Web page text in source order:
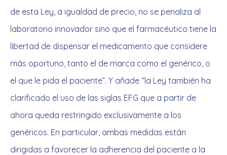
de esta Ley, a igualdad de precio, no se penaliza al
laboratorio innovador sino que el farmacéutico tiene la
libertad de dispensar el medicamento que considere
más oportuno, tanto el de marca como el genérico, o
el que le pida el paciente”. Y añade “la Ley también ha
clarificado el uso de las siglas EFG que a partir de
ahora queda restringido exclusivamente a los
genéricos. En particular, ambas medidas están
dirigidas a favorecer la adherencia del paciente a la